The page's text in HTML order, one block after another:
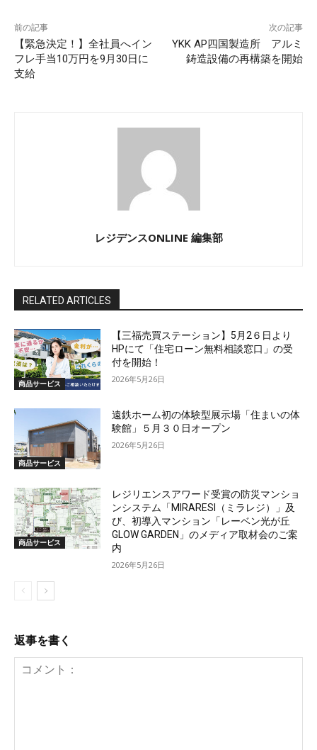
前の記事
【緊急決定！】全社員へイン
フレ手当10万円を9月30日に
支給
次の記事
YKK AP四国製造所 アルミ
鋳造設備の再構築を開始
レジデンスONLINE 編集部
RELATED ARTICLES
商品サービス
【三福売買ステーション】5月2６日より
HPにて「住宅ローン無料相談窓口」の受
付を開始！
2026年5月26日
商品サービス
遠鉄ホーム初の体験型展示場「住まいの体
験館」５月３０日オープン
2026年5月26日
商品サービス
レジリエンスアワード受賞の防災マンショ
ンシステム「MIRARESI（ミラレジ）」及
び、初導入マンション「レーベン光が丘
GLOW GARDEN」のメディア取材会のご案
内
2026年5月26日
返事を書く